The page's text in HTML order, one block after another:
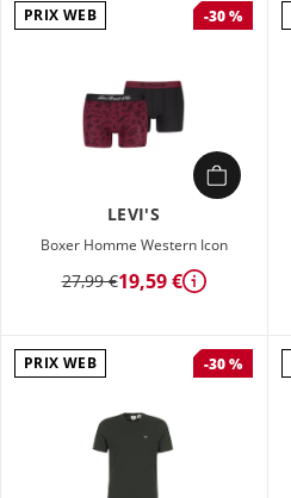
PRIX WEB -30 %
LEVI'S
Boxer Homme Western Icon
27,99 €19,59 € Détails
PRIX WEB -30 %